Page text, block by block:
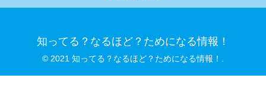
知ってる？なるほど？ためになる情報！
© 2021 知ってる？なるほど？ためになる情報！.